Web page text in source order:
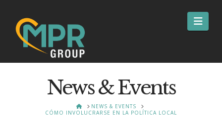
News & Events
HOMENEWS & EVENTS
CÓMO INVOLUCRARSE EN LA POLÍTICA LOCAL